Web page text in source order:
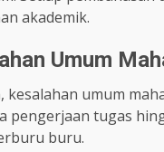
akademik.
Umum
kesalahan umum
pengerjaan tugas
buru.